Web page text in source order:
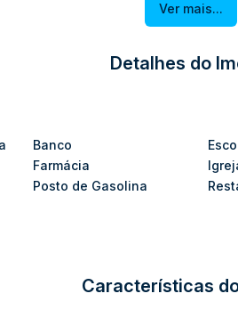
com capacidade para até 10 carros
clínicas, consultórios ou
distribuídos
de uso
sua visita!
Ver mais...
Detalhes do
Banco
Farmácia
Posto de Gasolina
Características